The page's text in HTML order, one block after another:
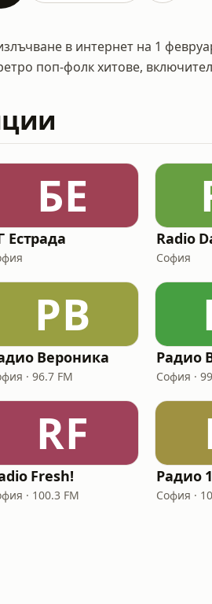
в интернет на 1
поп-фолк хитове,
БЕ
Естрада Radio
София
РВ
Вероника
· 96.7 FM
Радио
София ·
RF
Fresh!
· 100.3 FM
Радио 1
София ·